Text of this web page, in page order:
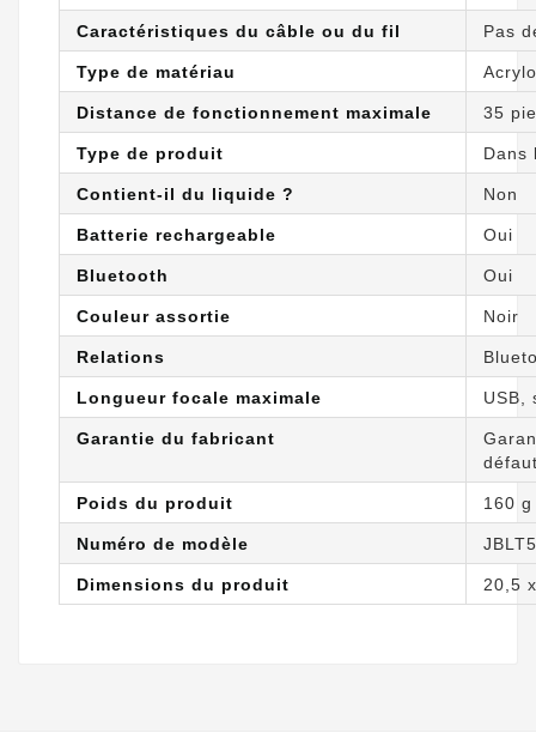
Caractéristiques du câble ou du fil Pas
Type de matériau
Distance de fonctionnement maximale 35
Type de produit Dans
Contient-il du liquide ? Non
Batterie rechargeable Oui
Bluetooth Oui
Couleur assortie Noir
Relations
Longueur focale maximale USB,
Garantie du fabricant
Poids du produit 160 g
Numéro de modèle
Dimensions du produit 20,5